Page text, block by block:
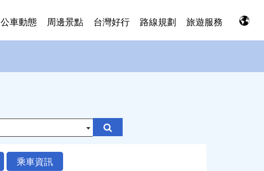
公車動態 周邊景點 台灣好行 路線規劃 旅遊服務
乘車資訊